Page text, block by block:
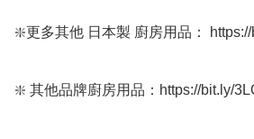
❇️更多其他 日本製 廚房用品：
❇️ 其他品牌廚房用品：https://bit.ly/